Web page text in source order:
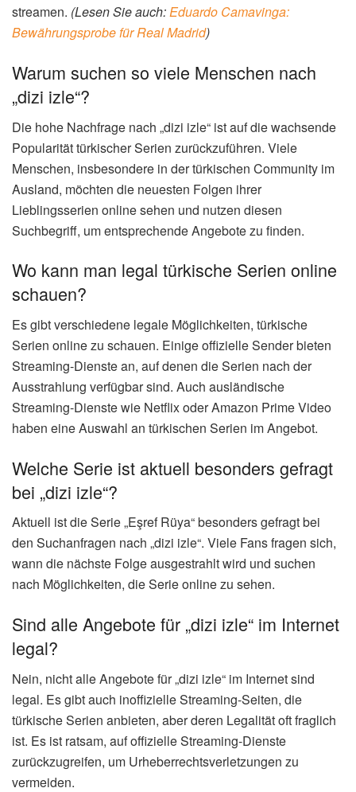
streamen. (Lesen Sie auch:Eduardo Camavinga:
Bewährungsprobe für Real Madrid)
Warum suchen so viele Menschen nach
„dizi izle“?
Die hohe Nachfrage nach „dizi izle“ ist auf die wachsende
Popularität türkischer Serien zurückzuführen. Viele
Menschen, insbesondere in der türkischen Community im
Ausland, möchten die neuesten Folgen ihrer
Lieblingsserien online sehen und nutzen diesen
Suchbegriff, um entsprechende Angebote zu finden.
Wo kann man legal türkische Serien online
schauen?
Es gibt verschiedene legale Möglichkeiten, türkische
Serien online zu schauen. Einige offizielle Sender bieten
Streaming-Dienste an, auf denen die Serien nach der
Ausstrahlung verfügbar sind. Auch ausländische
Streaming-Dienste wie Netflix oder Amazon Prime Video
haben eine Auswahl an türkischen Serien im Angebot.
Welche Serie ist aktuell besonders gefragt
bei „dizi izle“?
Aktuell ist die Serie „Eşref Rüya“ besonders gefragt bei
den Suchanfragen nach „dizi izle“. Viele Fans fragen sich,
wann die nächste Folge ausgestrahlt wird und suchen
nach Möglichkeiten, die Serie online zu sehen.
Sind alle Angebote für „dizi izle“ im Internet
legal?
Nein, nicht alle Angebote für „dizi izle“ im Internet sind
legal. Es gibt auch inoffizielle Streaming-Seiten, die
türkische Serien anbieten, aber deren Legalität oft fraglich
ist. Es ist ratsam, auf offizielle Streaming-Dienste
zurückzugreifen, um Urheberrechtsverletzungen zu
vermeiden.